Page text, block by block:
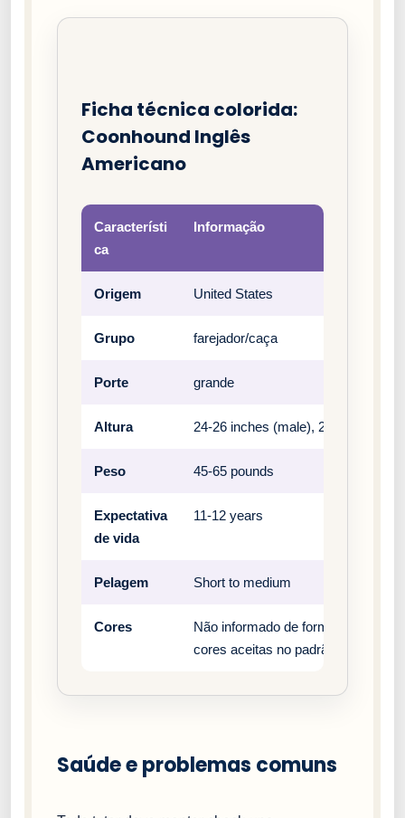
Ficha técnica colorida:
Coonhound Inglês
Americano
Característi
ca
Informação
Origem United States
Grupo farejador/caça
Porte grande
Altura 24-26 inches (male), 23-25 inches
Peso 45-65 pounds
Expectativa
de vida
11-12 years
Pelagem Short to medium
Cores
Não informado de forma
cores aceitas no padrão oficial da
Saúde e problemas comuns